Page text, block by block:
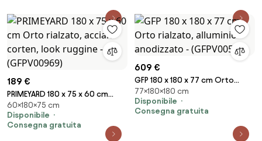
189 €
PRIMEYARD 180 x 75 x 60 cm
Orto rialzato, acciaio corten,
look ruggine - (GFPV00969)
60×180×75 cm
Disponibile
Consegna gratuita
609 €
GFP 180 x 180 x 77 cm Orto
rialzato, alluminio anodizzato -
(GFPV00555)
77×180×180 cm
Disponibile
Consegna gratuita